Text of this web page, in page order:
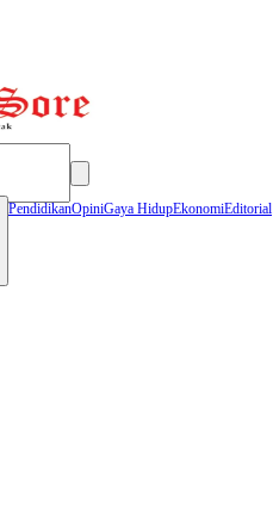
PendidikanOpiniGaya HidupEkonomiEditorial